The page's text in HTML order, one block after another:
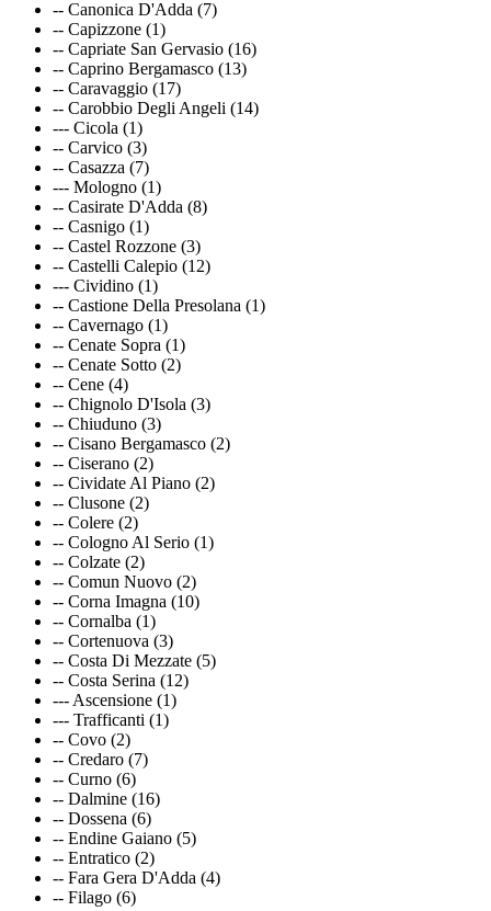
-- Canonica D'Adda (7)
-- Capizzone (1)
-- Capriate San Gervasio (16)
-- Caprino Bergamasco (13)
-- Caravaggio (17)
-- Carobbio Degli Angeli (14)
--- Cicola (1)
-- Carvico (3)
-- Casazza (7)
--- Mologno (1)
-- Casirate D'Adda (8)
-- Casnigo (1)
-- Castel Rozzone (3)
-- Castelli Calepio (12)
--- Cividino (1)
-- Castione Della Presolana (1)
-- Cavernago (1)
-- Cenate Sopra (1)
-- Cenate Sotto (2)
-- Cene (4)
-- Chignolo D'Isola (3)
-- Chiuduno (3)
-- Cisano Bergamasco (2)
-- Ciserano (2)
-- Cividate Al Piano (2)
-- Clusone (2)
-- Colere (2)
-- Cologno Al Serio (1)
-- Colzate (2)
-- Comun Nuovo (2)
-- Corna Imagna (10)
-- Cornalba (1)
-- Cortenuova (3)
-- Costa Di Mezzate (5)
-- Costa Serina (12)
--- Ascensione (1)
--- Trafficanti (1)
-- Covo (2)
-- Credaro (7)
-- Curno (6)
-- Dalmine (16)
-- Dossena (6)
-- Endine Gaiano (5)
-- Entratico (2)
-- Fara Gera D'Adda (4)
-- Filago (6)